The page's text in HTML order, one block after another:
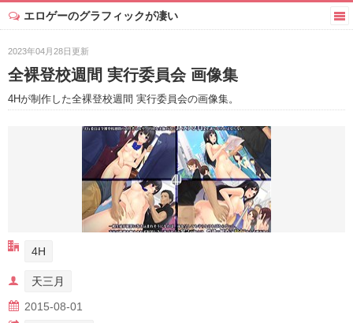
エロゲーのグラフィックが凄い
2023年04月28日更新
全裸登校週間 実行委員会 画像集
4Hが制作した全裸登校週間 実行委員会の画像集。
4H
天三月
2015-08-01